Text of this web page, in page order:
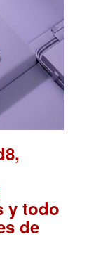
y todo
de